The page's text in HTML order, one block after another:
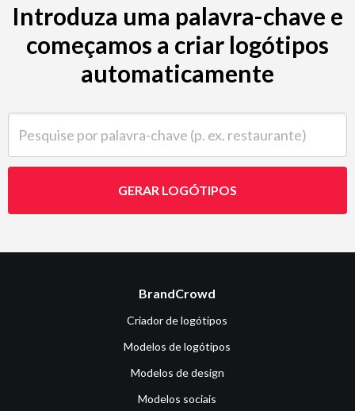
Introduza uma palavra-chave e
começamos a criar logótipos
automaticamente
GERAR LOGÓTIPOS
BrandCrowd
Criador de logótipos
Modelos de logótipos
Modelos de design
Modelos sociais